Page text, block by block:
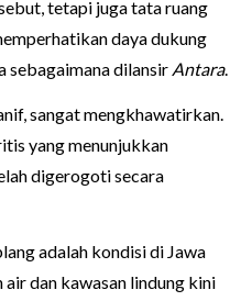
tetapi juga tata ruang
daya dukung
sebagaimana dilansir Antara.
sangat mengkhawatirkan.
yang menunjukkan
digerogoti secara
adalah kondisi di Jawa
dan kawasan lindung kini